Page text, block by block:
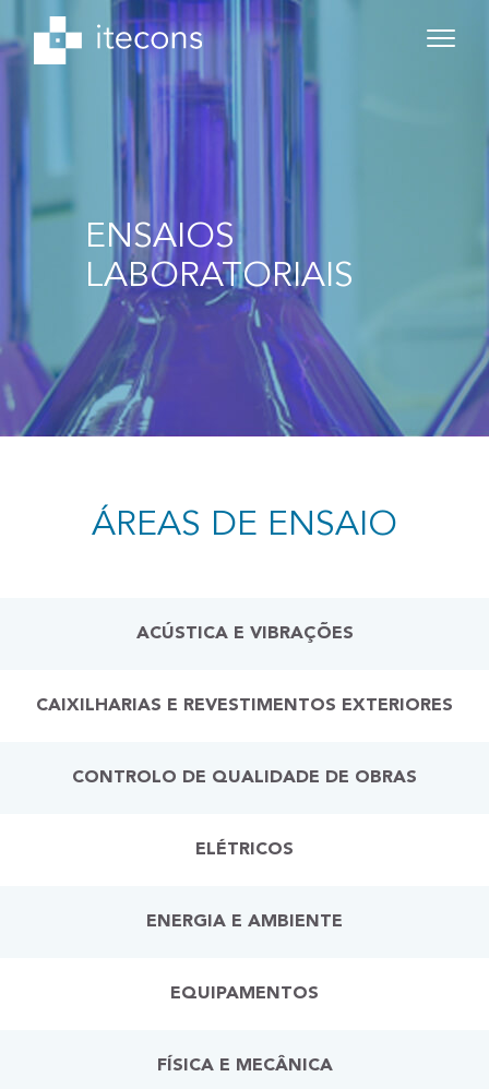
ENSAIOS
LABORATORIAIS
ÁREAS DE ENSAIO
ACÚSTICA E VIBRAÇÕES
CAIXILHARIAS E REVESTIMENTOS EXTERIORES
CONTROLO DE QUALIDADE DE OBRAS
ELÉTRICOS
ENERGIA E AMBIENTE
EQUIPAMENTOS
FÍSICA E MECÂNICA